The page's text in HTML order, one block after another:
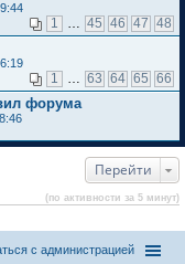
1 … 45 46 47 48
1 … 63 64 65 66
форума
Перейти
(по активности за 5 минут)
с администрацией